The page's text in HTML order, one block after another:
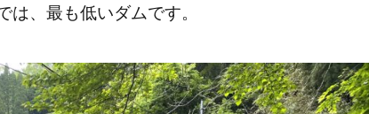
、最も低いダムです。